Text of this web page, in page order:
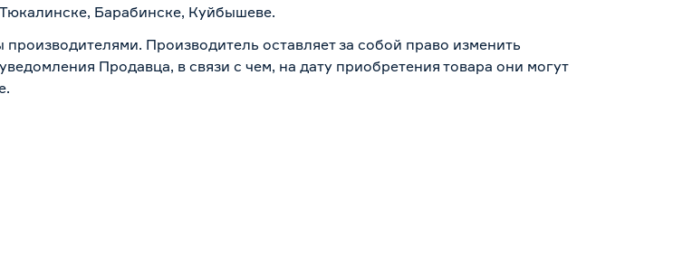
Барабинске, Куйбышеве.
Производитель оставляет за собой право изменить
Продавца, в связи с чем, на дату приобретения товара они могут